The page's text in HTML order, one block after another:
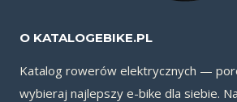
O KATALOGEBIKE.PL
Katalog rowerów elektrycznych —
wybieraj najlepszy e-bike dla siebie.